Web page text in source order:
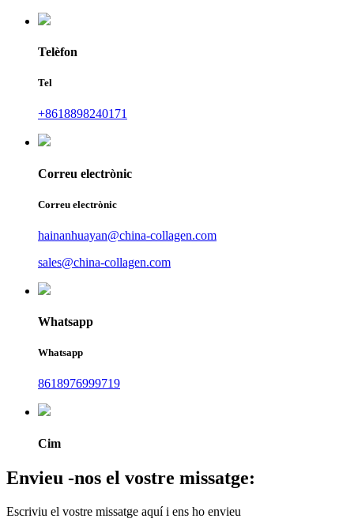
Telèfon
Tel
+8618898240171
Correu electrònic
Correu electrònic
hainanhuayan@china-collagen.com
sales@china-collagen.com
Whatsapp
Whatsapp
8618976999719
Cim
Envieu -nos el vostre missatge:
Escriviu el vostre missatge aquí i ens ho envieu